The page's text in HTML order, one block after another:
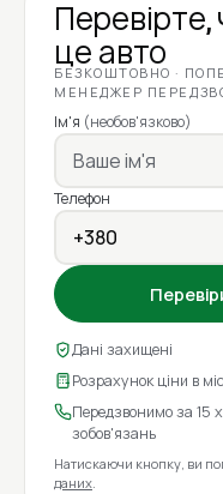
це авто
БЕЗКОШТОВНО ·
МЕНЕДЖЕР
Ім'я (необов'язково)
Телефон
Дані захищені
Розрахунок ціни в
Передзвонимо за 15
зобов'язань
Натискаючи кнопку, ви
даних.